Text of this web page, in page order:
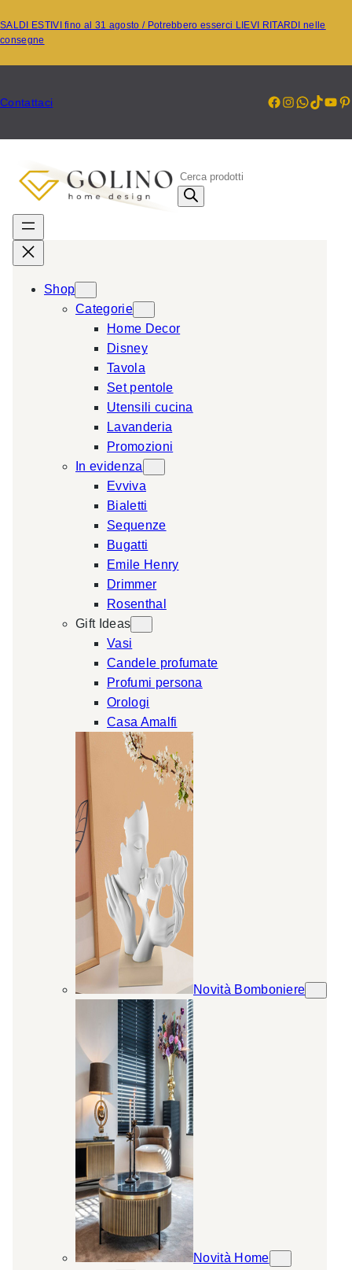
al
contenuto
SALDI ESTIVI fino al 31 agosto / Potrebbero esserci LIEVI RITARDI nelle
consegne
Contattaci Facebook
P
s
c
Shop
Categorie
Home Decor
Disney
Tavola
Set pentole
Utensili cucina
Lavanderia
Promozioni
In evidenza
Evviva
Bialetti
Sequenze
Bugatti
Emile Henry
Drimmer
Rosenthal
Gift Ideas
Vasi
Candele profumate
Profumi persona
Orologi
Casa Amalfi
Novità Bomboniere
Novità Home